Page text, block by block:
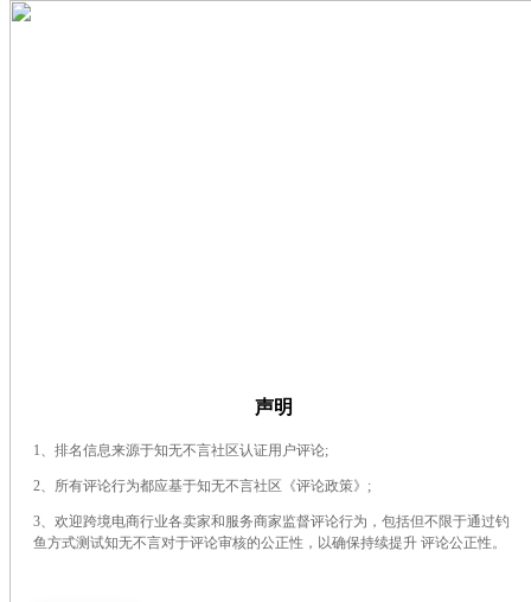
声明
1、排名信息来源于知无不言社区认证用户评论;
2、所有评论行为都应基于知无不言社区《评论政策》;
3、欢迎跨境电商行业各卖家和服务商家监督评论行为，包括但不限于通过钓
鱼方式测试知无不言对于评论审核的公正性，以确保持续提升 评论公正性。